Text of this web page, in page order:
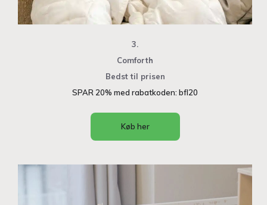
3.
Comforth
Bedst til prisen
SPAR 20% med rabatkoden: bfl20
Køb her